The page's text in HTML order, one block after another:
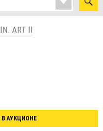
ART II
АУКЦИОНЕ